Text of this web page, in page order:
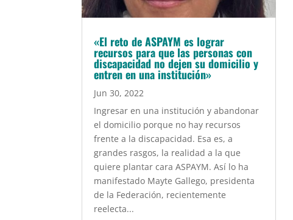
«El reto de ASPAYM es lograr
recursos para que las personas con
discapacidad no dejen su domicilio y
entren en una institución»
Jun 30, 2022
Ingresar en una institución y abandonar
el domicilio porque no hay recursos
frente a la discapacidad. Esa es, a
grandes rasgos, la realidad a la que
quiere plantar cara ASPAYM. Así lo ha
manifestado Mayte Gallego, presidenta
de la Federación, recientemente
reelecta...